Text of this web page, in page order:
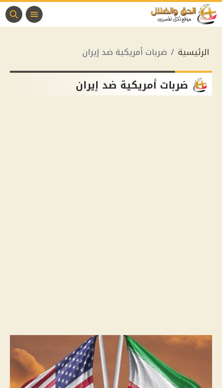
الرئيسية ضربات أمريكية ضد إيران
ضربات أمريكية ضد إيران